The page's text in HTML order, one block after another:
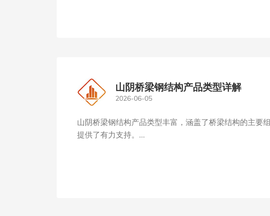
山阴桥梁钢结构产品类型详解
2026-06-05
山阴桥梁钢结构产品类型丰富，涵盖了桥梁结构的主要
提供了有力支持。...